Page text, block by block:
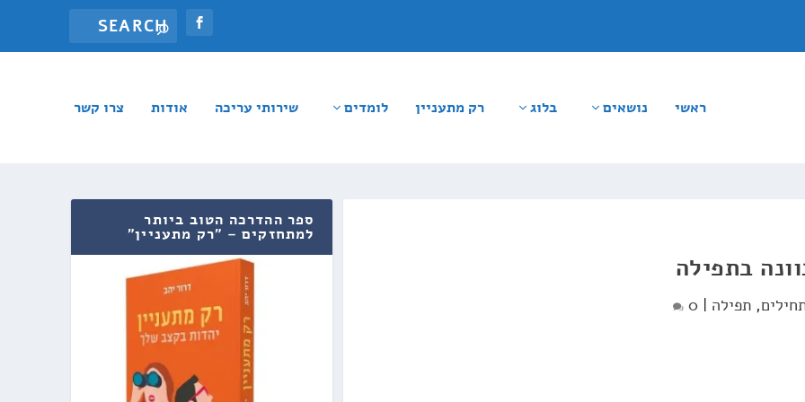
ראשי נושאים בלוג רק מתעניין לומדים שירותי עריכה אודות צרו קשר
בתפילה
, תפילה |
0
ספר ההדרכה הטוב ביותר
למתחזקים – "רק מתעניין"